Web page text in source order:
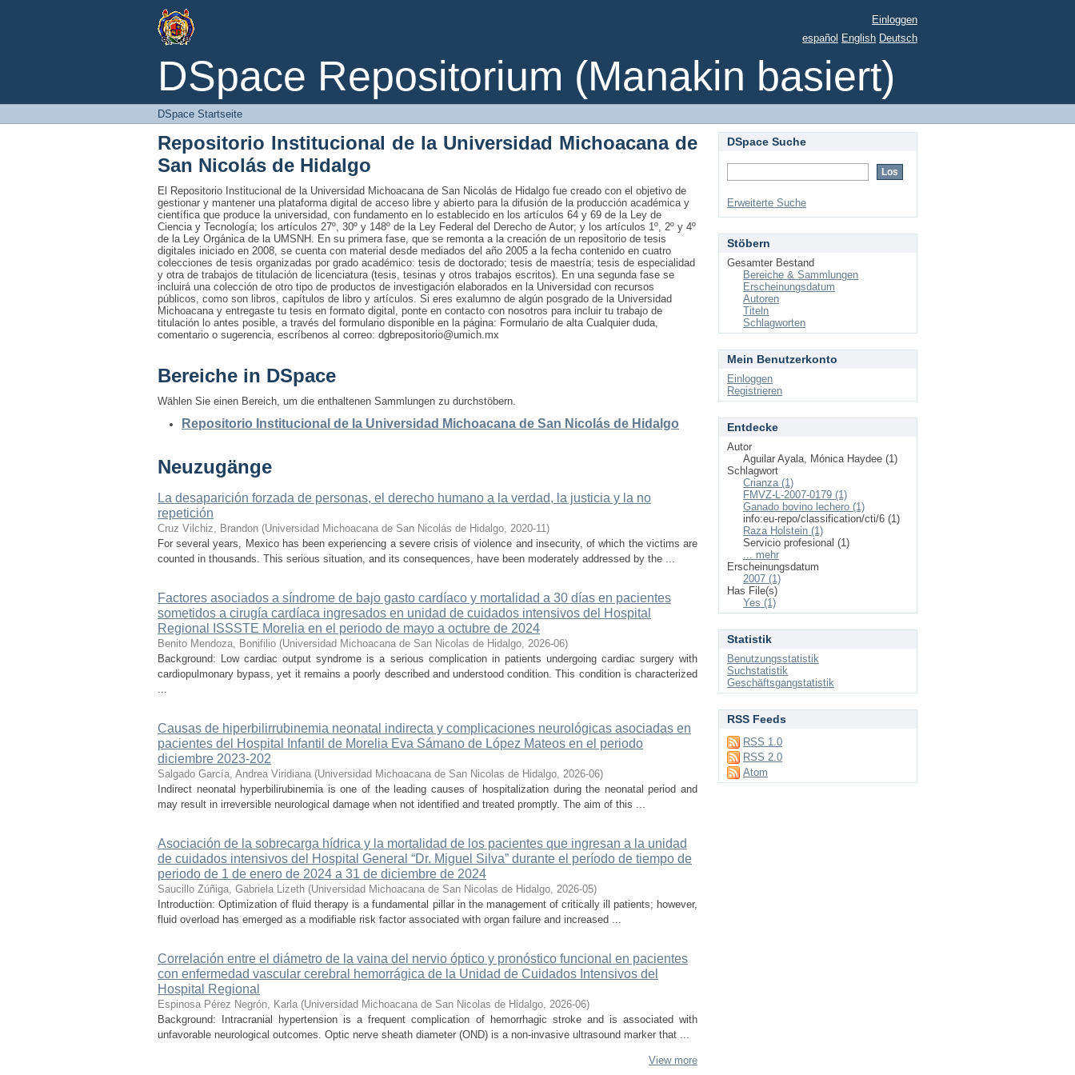
DSpace Repositorium (Manakin basiert)
DSpace Startseite
Einloggen
español English Deutsch
DSpace Startseite
Repositorio Institucional de la Universidad Michoacana de
San Nicolás de Hidalgo
El Repositorio Institucional de la Universidad Michoacana de San Nicolás de Hidalgo fue creado con el objetivo de
gestionar y mantener una plataforma digital de acceso libre y abierto para la difusión de la producción académica y
científica que produce la universidad, con fundamento en lo establecido en los artículos 64 y 69 de la Ley de
Ciencia y Tecnología; los artículos 27º, 30º y 148º de la Ley Federal del Derecho de Autor; y los artículos 1º, 2º y 4º
de la Ley Orgánica de la UMSNH. En su primera fase, que se remonta a la creación de un repositorio de tesis
digitales iniciado en 2008, se cuenta con material desde mediados del año 2005 a la fecha contenido en cuatro
colecciones de tesis organizadas por grado académico: tesis de doctorado; tesis de maestría; tesis de especialidad
y otra de trabajos de titulación de licenciatura (tesis, tesinas y otros trabajos escritos). En una segunda fase se
incluirá una colección de otro tipo de productos de investigación elaborados en la Universidad con recursos
públicos, como son libros, capítulos de libro y artículos. Si eres exalumno de algún posgrado de la Universidad
Michoacana y entregaste tu tesis en formato digital, ponte en contacto con nosotros para incluir tu trabajo de
titulación lo antes posible, a través del formulario disponible en la página: Formulario de alta Cualquier duda,
comentario o sugerencia, escríbenos al correo: dgbrepositorio@umich.mx
Bereiche in DSpace
Wählen Sie einen Bereich, um die enthaltenen Sammlungen zu durchstöbern.
Repositorio Institucional de la Universidad Michoacana de San Nicolás de Hidalgo
Neuzugänge
La desaparición forzada de personas, el derecho humano a la verdad, la justicia y la no
repetición
Cruz Vilchiz, Brandon (Universidad Michoacana de San Nicolás de Hidalgo, 2020-11)
For several years, Mexico has been experiencing a severe crisis of violence and insecurity, of which the victims are
counted in thousands. This serious situation, and its consequences, have been moderately addressed by the ...
Factores asociados a síndrome de bajo gasto cardíaco y mortalidad a 30 días en pacientes
sometidos a cirugía cardíaca ingresados en unidad de cuidados intensivos del Hospital
Regional ISSSTE Morelia en el periodo de mayo a octubre de 2024
Benito Mendoza, Bonifilio (Universidad Michoacana de San Nicolas de Hidalgo, 2026-06)
Background: Low cardiac output syndrome is a serious complication in patients undergoing cardiac surgery with
cardiopulmonary bypass, yet it remains a poorly described and understood condition. This condition is characterized
...
Causas de hiperbilirrubinemia neonatal indirecta y complicaciones neurológicas asociadas en
pacientes del Hospital Infantil de Morelia Eva Sámano de López Mateos en el periodo
diciembre 2023-202
Salgado García, Andrea Viridiana (Universidad Michoacana de San Nicolas de Hidalgo, 2026-06)
Indirect neonatal hyperbilirubinemia is one of the leading causes of hospitalization during the neonatal period and
may result in irreversible neurological damage when not identified and treated promptly. The aim of this ...
Asociación de la sobrecarga hídrica y la mortalidad de los pacientes que ingresan a la unidad
de cuidados intensivos del Hospital General “Dr. Miguel Silva” durante el período de tiempo de
periodo de 1 de enero de 2024 a 31 de diciembre de 2024
Saucillo Zúñiga, Gabriela Lizeth (Universidad Michoacana de San Nicolas de Hidalgo, 2026-05)
Introduction: Optimization of fluid therapy is a fundamental pillar in the management of critically ill patients; however,
fluid overload has emerged as a modifiable risk factor associated with organ failure and increased ...
Correlación entre el diámetro de la vaina del nervio óptico y pronóstico funcional en pacientes
con enfermedad vascular cerebral hemorrágica de la Unidad de Cuidados Intensivos del
Hospital Regional
Espinosa Pérez Negrón, Karla (Universidad Michoacana de San Nicolas de Hidalgo, 2026-06)
Background: Intracranial hypertension is a frequent complication of hemorrhagic stroke and is associated with
unfavorable neurological outcomes. Optic nerve sheath diameter (OND) is a non-invasive ultrasound marker that ...
View more
DSpace Suche
Erweiterte Suche
Stöbern
Gesamter Bestand
Bereiche & Sammlungen
Erscheinungsdatum
Autoren
Titeln
Schlagworten
Mein Benutzerkonto
Einloggen
Registrieren
Entdecke
Autor
Aguilar Ayala, Mónica Haydee (1)
Schlagwort
Crianza (1)
FMVZ-L-2007-0179 (1)
Ganado bovino lechero (1)
info:eu-repo/classification/cti/6 (1)
Raza Holstein (1)
Servicio profesional (1)
... mehr
Erscheinungsdatum
2007 (1)
Has File(s)
Yes (1)
Statistik
Benutzungsstatistik
Suchstatistik
Geschäftsgangstatistik
RSS Feeds
RSS 1.0
RSS 2.0
Atom